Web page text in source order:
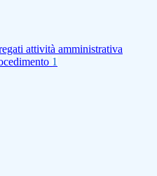
attività amministrativa
1